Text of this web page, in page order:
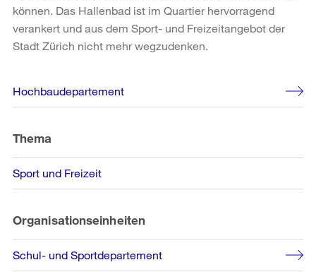
können. Das Hallenbad ist im Quartier hervorragend
verankert und aus dem Sport- und Freizeitangebot der
Stadt Zürich nicht mehr wegzudenken.
Weitere
Informationen
Hochbaudepartement
Thema
Sport und Freizeit
Organisationseinheiten
Schul- und Sportdepartement